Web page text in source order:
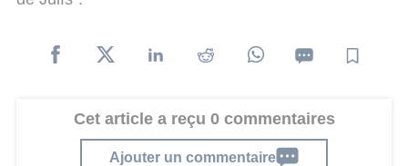
Cet article a reçu 0 commentaires
Ajouter un commentaire